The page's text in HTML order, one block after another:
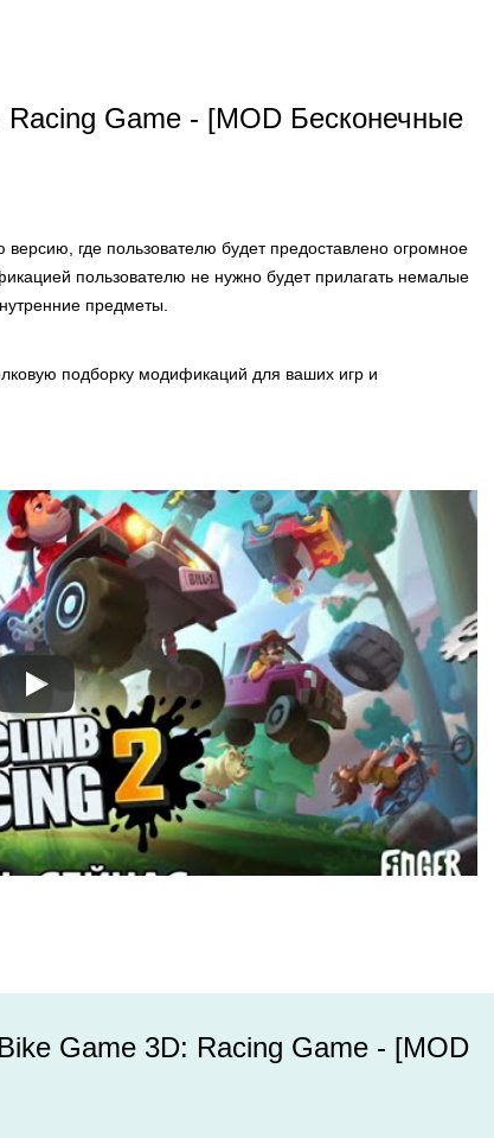
Game - [MOD Бесконечные
где пользователю будет предоставлено огромное
пользователю не нужно будет прилагать немалые
предметы.
подборку модификаций для ваших игр и
Game 3D: Racing Game - [MOD